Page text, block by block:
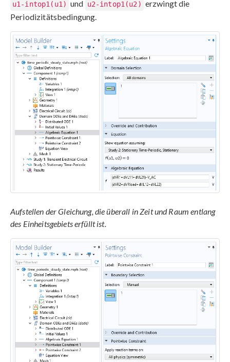
u1-intop1(u1) und u2-intop1(u2) erzwingt die
Periodizitätsbedingung.
Aufstellen der Gleichung, die überall in Zeit und Raum entlang
des Einheitsgebiets erfüllt ist.